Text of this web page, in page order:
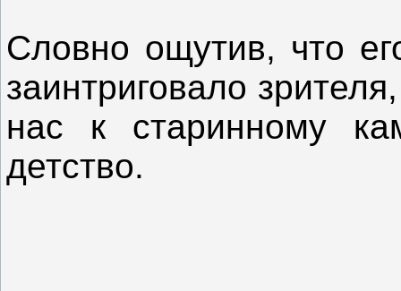
Словно ощутив, что
заинтриговало
нас к старинному
детство.